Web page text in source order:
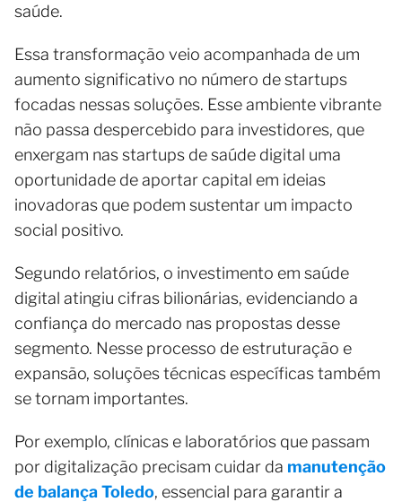
saúde.
Essa transformação veio acompanhada de um
aumento significativo no número de startups
focadas nessas soluções. Esse ambiente vibrante
não passa despercebido para investidores, que
enxergam nas startups de saúde digital uma
oportunidade de aportar capital em ideias
inovadoras que podem sustentar um impacto
social positivo.
Segundo relatórios, o investimento em saúde
digital atingiu cifras bilionárias, evidenciando a
confiança do mercado nas propostas desse
segmento. Nesse processo de estruturação e
expansão, soluções técnicas específicas também
se tornam importantes.
Por exemplo, clínicas e laboratórios que passam
por digitalização precisam cuidar da manutenção
de balança Toledo, essencial para garantir a